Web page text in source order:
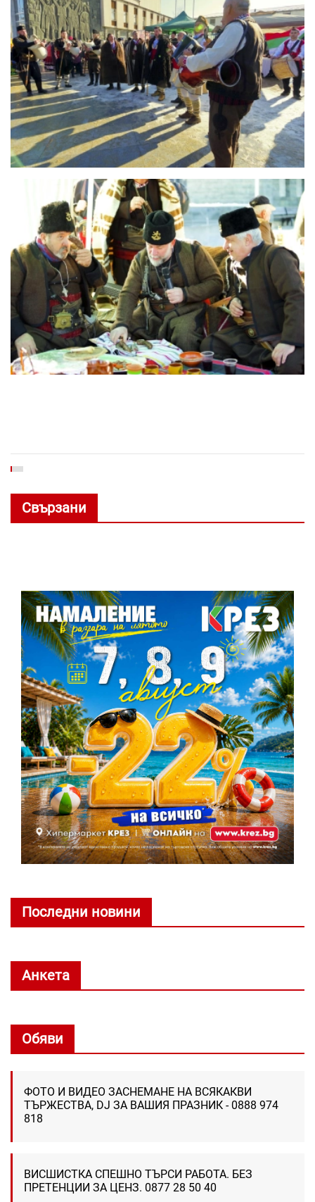
Свързани
Последни новини
Анкета
Обяви
ФОТО И ВИДЕО ЗАСНЕМАНЕ НА ВСЯКАКВИ
ТЪРЖЕСТВА, DJ ЗА ВАШИЯ ПРАЗНИК - 0888 974
818
ВИСШИСТКА СПЕШНО ТЪРСИ РАБОТА. БЕЗ
ПРЕТЕНЦИИ ЗА ЦЕНЗ. 0877 28 50 40